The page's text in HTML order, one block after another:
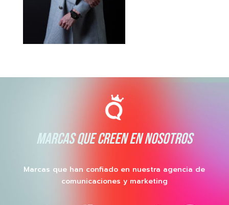
MARCAS QUE CREEN EN NOSOTROS
Marcas que han confiado en nuestra agencia de
comunicaciones y marketing